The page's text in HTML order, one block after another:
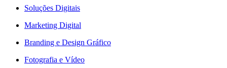
Soluções Digitais
Marketing Digital
Branding e Design Gráfico
Fotografia e Vídeo